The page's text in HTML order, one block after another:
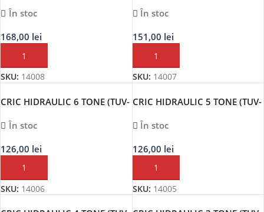
În stoc
168,00 lei
ADAUGĂ ÎN COȘ
SKU: 14008
În stoc
151,00 lei
ADAUGĂ ÎN COȘ
SKU: 14007
CRIC HIDRAULIC 6 TONE (TUV-
În stoc
126,00 lei
ADAUGĂ ÎN COȘ
SKU: 14006
CRIC HIDRAULIC 5 TONE (TUV-
În stoc
126,00 lei
ADAUGĂ ÎN COȘ
SKU: 14005